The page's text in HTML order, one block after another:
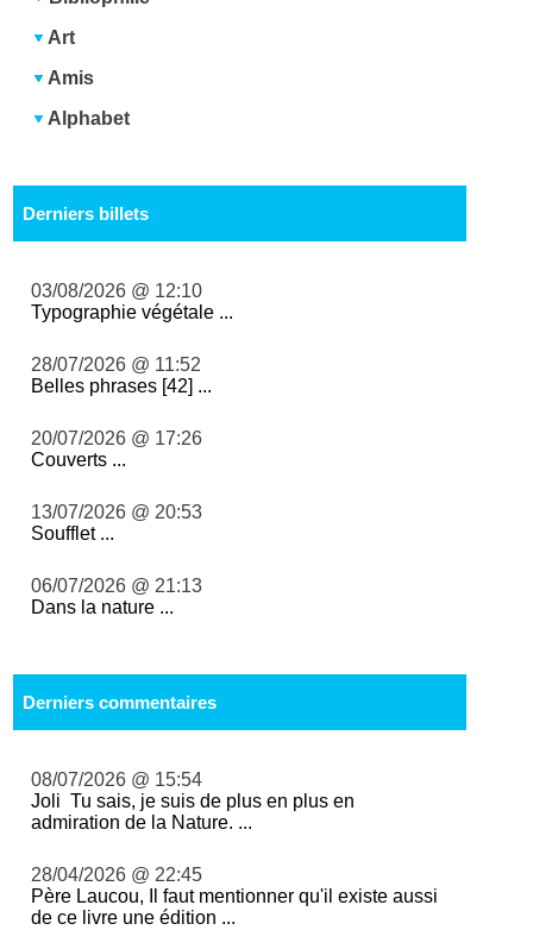
Art
Amis
Alphabet
Derniers billets
03/08/2026 @ 12:10
Typographie végétale ...
28/07/2026 @ 11:52
Belles phrases [42] ...
20/07/2026 @ 17:26
Couverts ...
13/07/2026 @ 20:53
Soufflet ...
06/07/2026 @ 21:13
Dans la nature ...
Derniers commentaires
08/07/2026 @ 15:54
Joli Tu sais, je suis de plus en plus en
admiration de la Nature. ...
28/04/2026 @ 22:45
Père Laucou, Il faut mentionner qu'il existe aussi
de ce livre une édition ...